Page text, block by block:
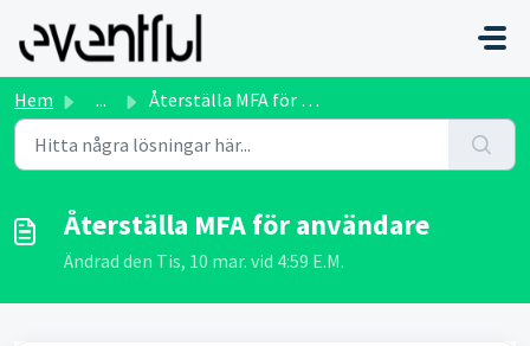
Hoppa över till huvudinnehåll
Hem ... Återställa MFA för användare
Återställa MFA för användare
Ändrad den Tis, 10 mar. vid 4:59 E.M.